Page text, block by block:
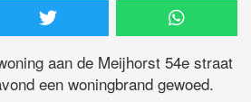
aan de Meijhorst 54e straat
een woningbrand gewoed.